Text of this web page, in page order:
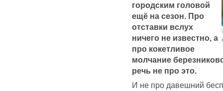
городским головой
ещё на сезон. Про
отставки вслух
ничего не известно, а
про кокетливое
молчание
речь не про это.
И не про давешний